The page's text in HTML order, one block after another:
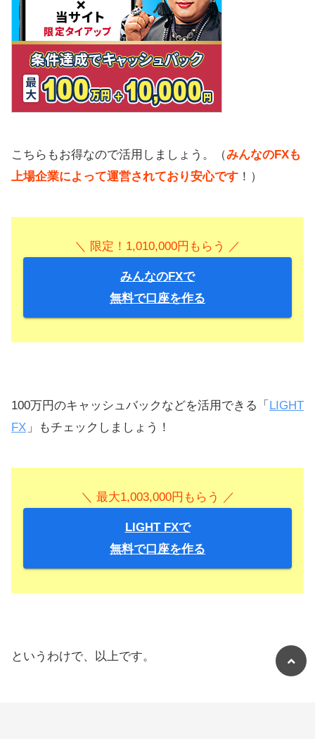
こちらもお得なので活用しましょう。（みんなのFXも
上場企業によって運営されており安心です ！）
＼ 限定！1,010,000円もらう ／
みんなのFXで
無料で口座を作る
100万円のキャッシュバックなどを活用できる「 LIGHT
FX 」もチェックしましょう！
＼ 最大1,003,000円もらう ／
LIGHT FXで
無料で口座を作る
というわけで、以上です。